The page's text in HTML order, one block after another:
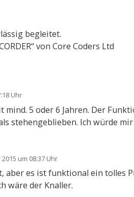
begleitet.
von Core Coders Ltd
Uhr
mind. 5 oder 6 Jahren. Der
stehengeblieben. Ich würde
um 08:37 Uhr
aber es ist funktional ein tolles
wäre der Knaller.